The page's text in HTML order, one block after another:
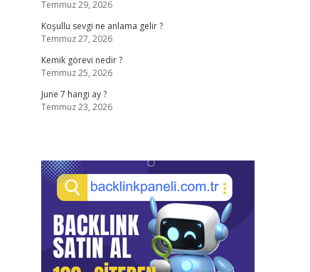
Temmuz 29, 2026
Koşullu sevgi ne anlama gelir ?
Temmuz 27, 2026
Kemik görevi nedir ?
Temmuz 25, 2026
June 7 hangi ay ?
Temmuz 23, 2026